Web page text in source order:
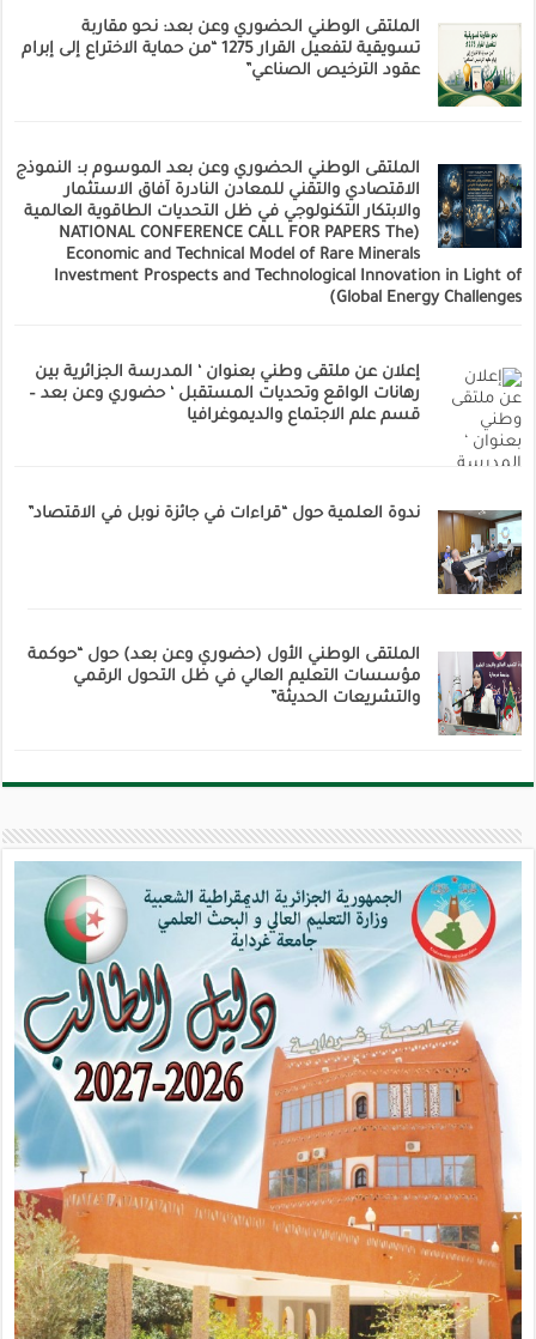
الملتقى الوطني الحضوري وعن بعد: نحو مقاربة
تسويقية لتفعيل القرار 1275 “من حماية الاختراع إلى إبرام
عقود الترخيص الصناعي”
الملتقى الوطني الحضوري وعن بعد الموسوم بـ: النموذج
الاقتصادي والتقني للمعادن النادرة آفاق الاستثمار
والابتكار التكنولوجي في ظل التحديات الطاقوية العالمية
(NATIONAL CONFERENCE CALL FOR PAPERS The
Economic and Technical Model of Rare Minerals
Investment Prospects and Technological Innovation in Light of
Global Energy Challenges)
إعلان عن ملتقى وطني بعنوان ‘ المدرسة الجزائرية بين
رهانات الواقع وتحديات المستقبل ‘ حضوري وعن بعد –
قسم علم الاجتماع والديموغرافيا
ندوة العلمية حول “قراءات في جائزة نوبل في الاقتصاد”
الملتقى الوطني الأول (حضوري وعن بعد) حول “حوكمة
مؤسسات التعليم العالي في ظل التحول الرقمي
والتشريعات الحديثة”